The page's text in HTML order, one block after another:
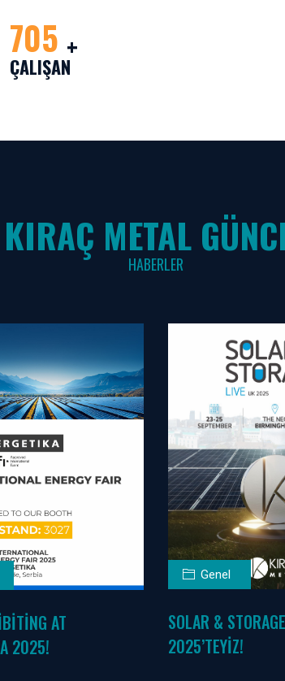
750 +
ÇALIŞAN
KIRAÇ METAL
HABERLER
AT
2025!
Genel
SOLAR &
2025’TEYIZ!